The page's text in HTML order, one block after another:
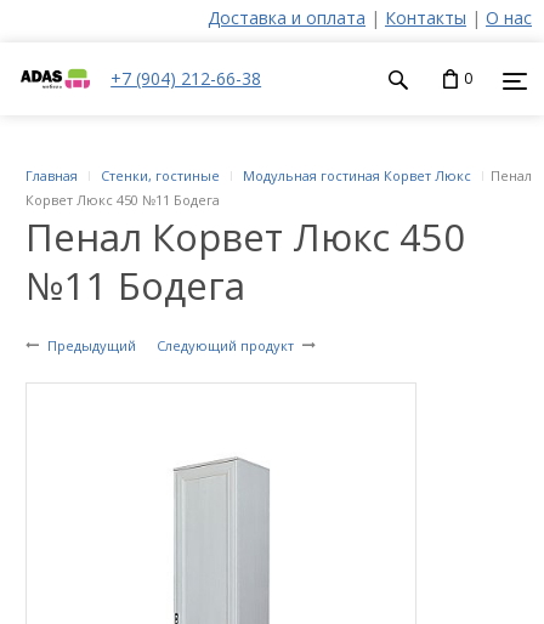
Доставка и оплата | Контакты | О нас
+7 (904) 212-66-38 0
Пенал Корвет Люкс 450
№11 Бодега
Предыдущий Следующий продукт
Главная Стенки, гостиные Модульная гостиная Корвет Люкс
Пенал
Корвет Люкс 450 №11 Бодега